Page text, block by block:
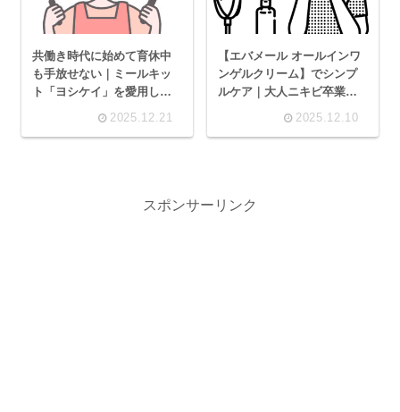
共働き時代に始めて育休中
も手放せない｜ミールキッ
ト「ヨシケイ」を愛用して
2025.12.21
【エバメール オールインワ
ンゲルクリーム】でシンプ
ルケア｜大人ニキビ卒業
ら“引く”へ。
2025.12.10
スポンサーリンク